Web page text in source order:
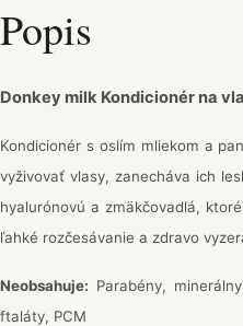
Popis
Donkey milk Kondicionér na
Kondicionér s oslím mliekom a
vyživovať vlasy, zanecháva ich
hyalurónovú a zmäkčovadlá,
ľahké rozčesávanie a zdravo
Neobsahuje: Parabény,
ftaláty, PCM